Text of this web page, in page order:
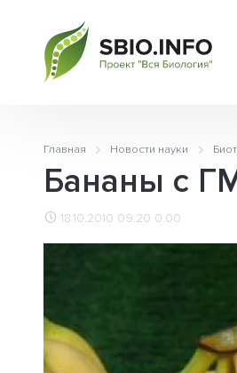
Главная Новости науки
Бананы с
18.10.2010 09:20 0.00